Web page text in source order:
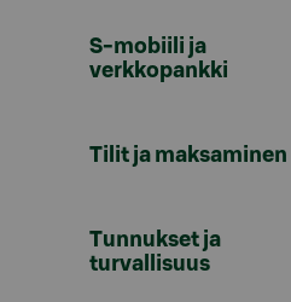
S-mobiili ja
verkkopankki
Tilit ja maksaminen
Tunnukset ja
turvallisuus